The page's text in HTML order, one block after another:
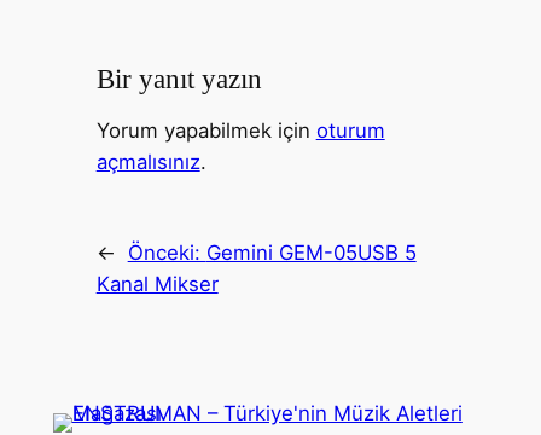
Bir yanıt yazın
Yorum yapabilmek için oturum
açmalısınız.
← Önceki: Gemini GEM-05USB 5
Kanal Mikser